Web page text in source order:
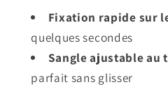
Fixation rapide sur
quelques secondes
Sangle ajustable au
parfait sans glisser